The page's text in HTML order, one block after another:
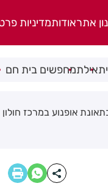
אתראודותמדיניות
אילתמחפשים בית חם
אל חוף בת ים